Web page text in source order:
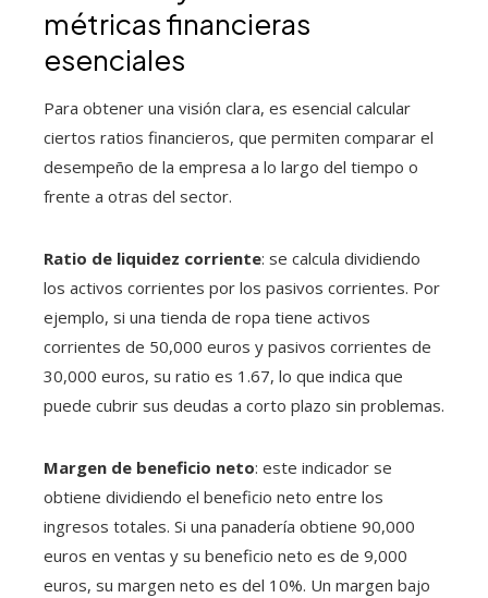
métricas financieras
esenciales
Para obtener una visión clara, es esencial calcular
ciertos ratios financieros, que permiten comparar el
desempeño de la empresa a lo largo del tiempo o
frente a otras del sector.
Ratio de liquidez corriente: se calcula dividiendo
los activos corrientes por los pasivos corrientes. Por
ejemplo, si una tienda de ropa tiene activos
corrientes de 50,000 euros y pasivos corrientes de
30,000 euros, su ratio es 1.67, lo que indica que
puede cubrir sus deudas a corto plazo sin problemas.
Margen de beneficio neto: este indicador se
obtiene dividiendo el beneficio neto entre los
ingresos totales. Si una panadería obtiene 90,000
euros en ventas y su beneficio neto es de 9,000
euros, su margen neto es del 10%. Un margen bajo